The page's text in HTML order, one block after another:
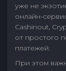
уже не
онлайн-
Cashinout,
от простого
платежей.
При этом